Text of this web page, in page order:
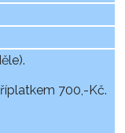
700,-Kč.